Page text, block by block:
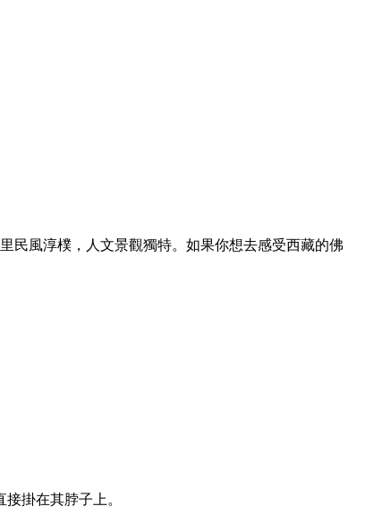
民風淳樸，人文景觀獨特。如果你想去感受西藏的佛
掛在其脖子上。